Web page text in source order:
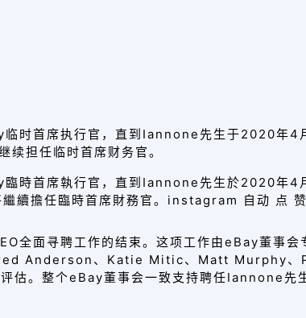
时首席执行官，直到Iannone先生于2020年4
担任临时首席财务官。
時首席執行官，直到Iannone先生於2020年4
續擔任臨時首席財務官。instagram 自动 点
全面寻聘工作的结束。这项工作由eBay董事会
Anderson、Katie Mitic、Matt Murphy、
估。 整个eBay董事会一致支持聘任Iannone先